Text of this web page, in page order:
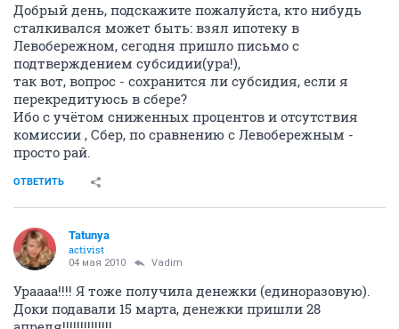
Добрый день, подскажите пожалуйста, кто нибудь
сталкивался может быть: взял ипотеку в
Левобережном, сегодня пришло письмо с
подтверждением субсидии(ура!),
так вот, вопрос - сохранится ли субсидия, если я
перекредитуюсь в сбере?
Ибо с учётом сниженных процентов и отсутствия
комиссии , Сбер, по сравнению с Левобережным -
просто рай.
ОТВЕТИТЬ
Tatunya
activist
04 мая 2010 Vadim
Ураааа!!!! Я тоже получила денежки (единоразовую).
Доки подавали 15 марта, денежки пришли 28